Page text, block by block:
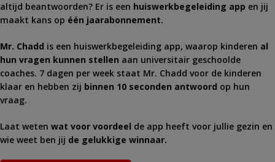
altijd beantwoorden? Er is een huiswerkbegeleiding app en jij
maakt kans op één jaarabonnement.
Mr. Chadd is een huiswerkbegeleiding app, waarop kinderen al
hun vragen kunnen stellen aan universitair geschoolde
coaches. 7 dagen per week staat Mr. Chadd voor de kinderen
klaar en hebben zij binnen 10 seconden antwoord op hun
vraag.
Laat weten wat voor voordeel de app heeft voor jullie gezin en
wie weet ben jij de gelukkige winnaar.